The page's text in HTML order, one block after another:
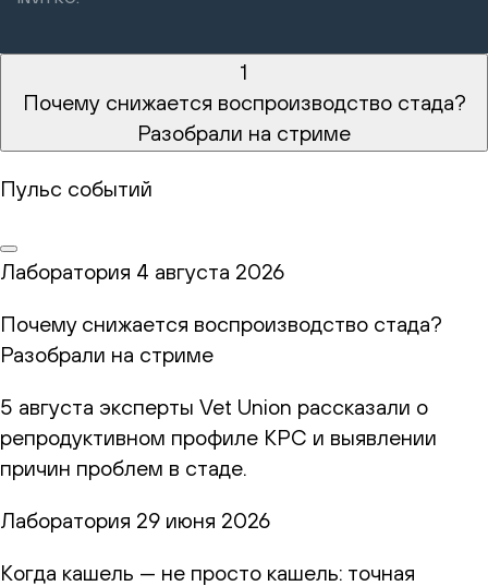
1
Почему снижается воспроизводство стада?
Разобрали на стриме
Пульс событий
Лаборатория 4 августа 2026
Почему снижается воспроизводство стада?
Разобрали на стриме
5 августа эксперты Vet Union рассказали о
репродуктивном профиле КРС и выявлении
причин проблем в стаде.
Лаборатория 29 июня 2026
Когда кашель — не просто кашель: точная